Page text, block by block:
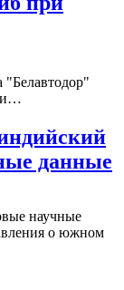
"Белавтодор"
данные
научные
о южном